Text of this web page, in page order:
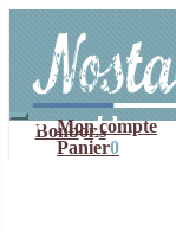
navigation
contenu
Mon compte
Panier0
Bonbons